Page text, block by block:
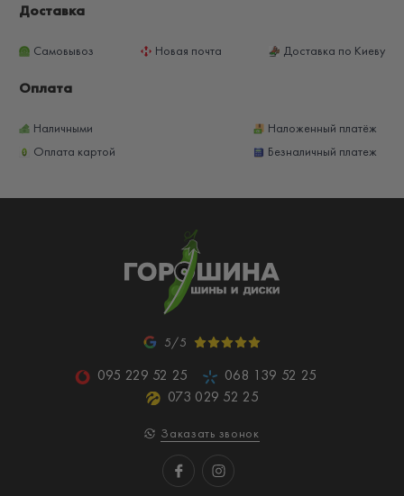
Доставка
Самовывоз Новая почта Доставка по Киеву
Оплата
Наличными
Наложенный платёж
Оплата картой
Безналичный платеж
5/5
095 229 52 25
068 139 52 25
073 029 52 25
Заказать звонок